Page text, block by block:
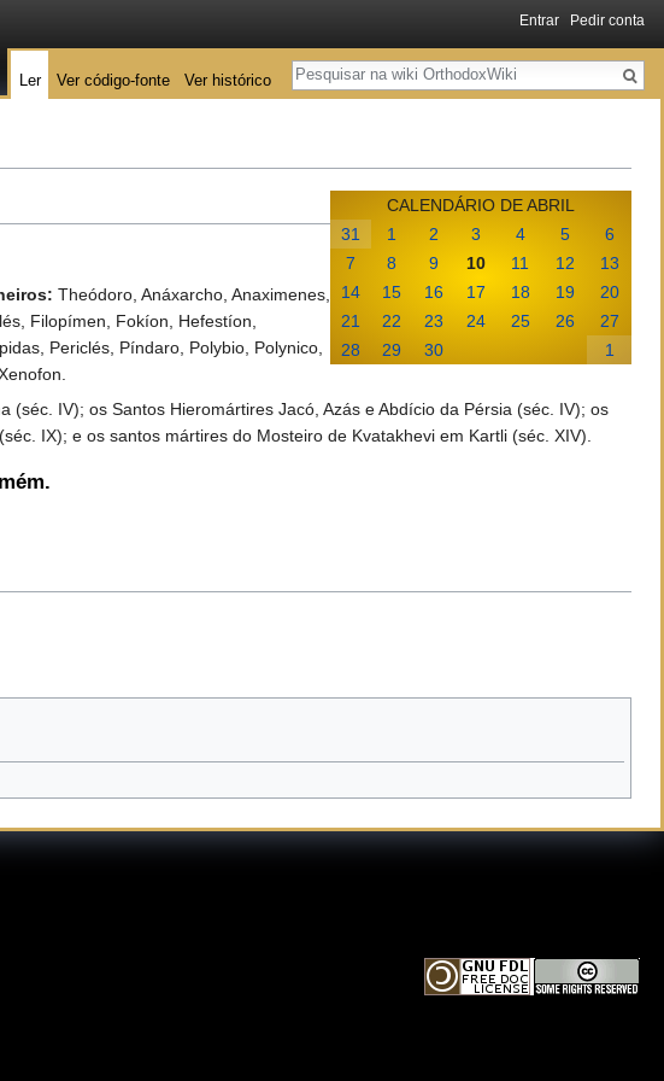
CALENDÁRIO DE ABRIL
31
1 2 3 4 5
6
7
8 9 10 11 12
13
14
15 16 17 18 19
20
21
22 23 24 25 26
27
28
29 30 1
Theódoro, Anáxarcho, Anaximenes,
Filopímen, Fokíon, Hefestíon,
Periclés, Píndaro, Polybio, Polynico,
(séc. IV); os Santos Hieromártires Jacó, Azás e Abdício da Pérsia (séc. IV); os
IX); e os santos mártires do Mosteiro de Kvatakhevi em Kartli (séc. XIV).
Entrar Pedir conta
Ler Ver código-fonte Ver histórico
Pesquisa